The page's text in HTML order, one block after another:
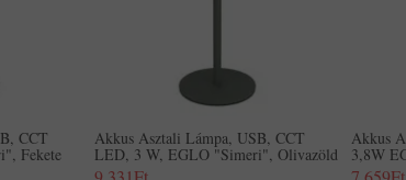
CCT
Fekete
Akkus Asztali Lámpa, USB, CCT
LED, 3 W, EGLO "Simeri", Olivazöld
Akkus
3,8W